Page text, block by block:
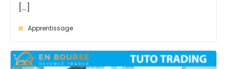
[...]
Apprentissage